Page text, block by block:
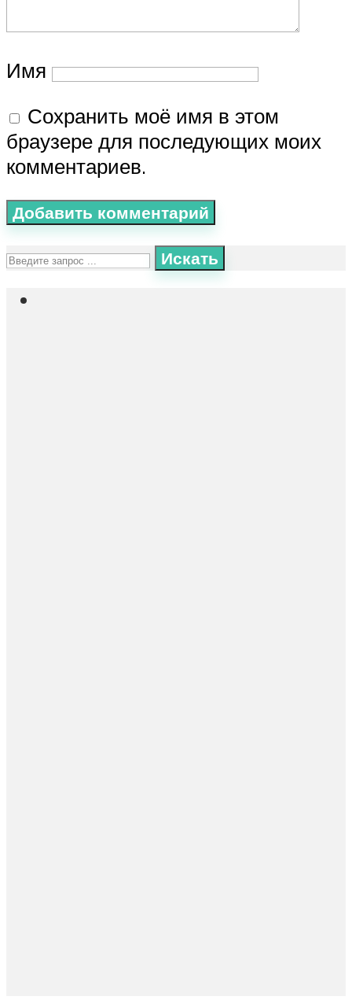
Имя
Сохранить моё имя в этом
браузере для последующих моих
комментариев.
Искать